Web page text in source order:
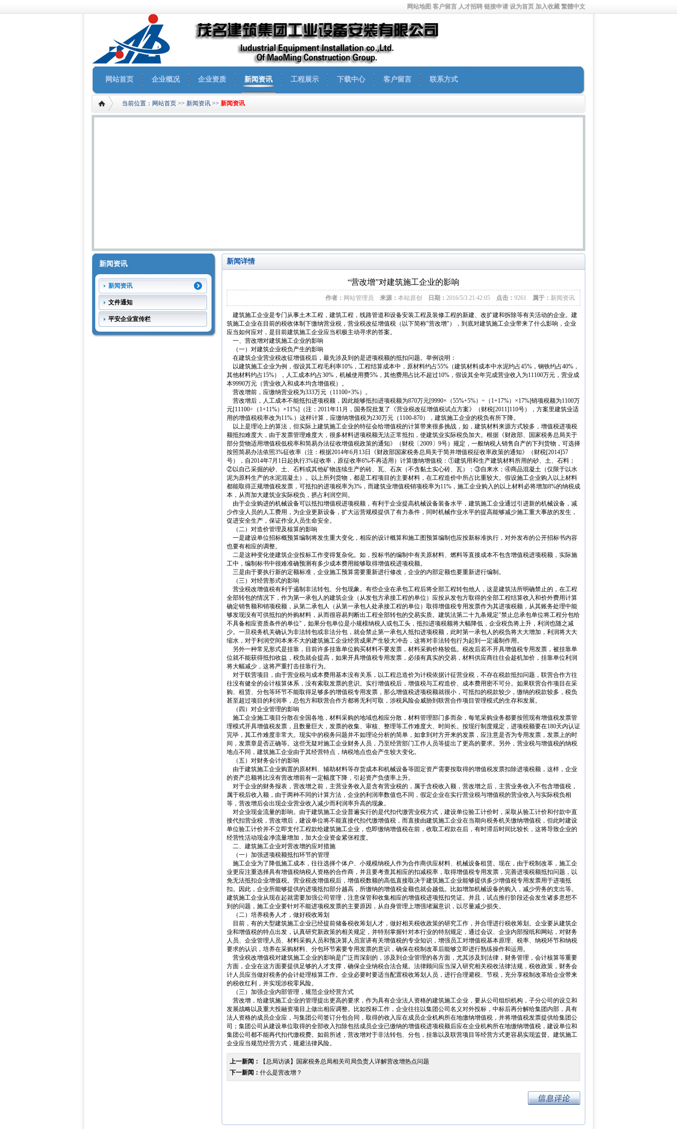
网站地图 客户留言 人才招聘 链接申请 设为首页 加入收藏 繁體中文
网站首页 企业概况 企业资质 新闻资讯 工程展示 下载中心 客户留言 联系方式
当前位置： 网站首页 >> 新闻资讯 >> 新闻资讯
新闻资讯
新闻资讯
文件通知
平安企业宣传栏
新闻详情
“营改增”对建筑施工企业的影响
作者： 网站管理员 来源： 本站原创 日期： 2016/5/3 21:42:05 点击： 9261 属于： 新闻资讯
建筑施工企业是专门从事土木工程，建筑工程，线路管道和设备安装工程及装修工程的新建、改扩建和拆除等有关活动的企业。建
筑施工企业在目前的税收体制下缴纳营业税，营业税改征增值税（以下简称"营改增"），到底对建筑施工企业带来了什么影响，企业
应当如何应对，是目前建筑施工企业应当积极主动寻求的答案。
一、营改增对建筑施工企业的影响
（一）对建筑企业税负产生的影响
在建筑企业营业税改征增值税后，最先涉及到的是进项税额的抵扣问题。举例说明：
以建筑施工企业为例，假设其工程毛利率10%，工程结算成本中，原材料约占55%（建筑材料成本中水泥约占45%，钢铁约占40%，
其他材料约占15%），人工成本约占30%，机械使用费5%，其他费用占比不超过10%，假设其全年完成营业收入为11100万元，营业成
本9990万元（营业收入和成本均含增值税）。
营改增前，应缴纳营业税为333万元（11100×3%）。
营改增后，人工成本不能抵扣进项税额，因此能够抵扣进项税额为870万元[9990×（55%+5%）÷（1+17%）×17%]销项税额为1100万
元[11100÷（1+11%）×11%]（注：2011年11月，国务院批复了《营业税改征增值税试点方案》（财税[2011]110号），方案里建筑业适
用的增值税税率改为11%.）这样计算，应缴纳增值税为230万元（1100-870），建筑施工企业的税负有所下降。
以上是理论上的算法，但实际上建筑施工企业的特征会给增值税的计算带来很多挑战，如，建筑材料来源方式较多，增值税进项税
额抵扣难度大，由于发票管理难度大，很多材料进项税额无法正常抵扣，使建筑业实际税负加大。根据《财政部、国家税务总局关于
部分货物适用增值税低税率和简易办法征收增值税政策的通知》（财税〔2009〕9号）规定，一般纳税人销售自产的下列货物，可选择
按照简易办法依照3%征收率（注：根据2014年6月13日《财政部国家税务总局关于简并增值税征收率政策的通知》（财税[2014]57
号），自2014年7月1日起执行3%征收率，原征收率6%不再适用）计算缴纳增值税：①建筑用和生产建筑材料所用的砂、土、石料；
②以自己采掘的砂、土、石料或其他矿物连续生产的砖、瓦、石灰（不含黏土实心砖、瓦）；③自来水；④商品混凝土（仅限于以水
泥为原料生产的水泥混凝土）。以上所列货物，都是工程项目的主要材料，在工程造价中所占比重较大。假设施工企业购入以上材料
都能取得正规增值税发票，可抵扣的进项税率为3%，而建筑业增值税销项税率为11%，施工企业购入的以上材料必将增加8%的纳税成
本，从而加大建筑业实际税负，挤占利润空间。
由于企业购进的机械设备可以抵扣增值税进项税额，有利于企业提高机械设备装备水平，建筑施工企业通过引进新的机械设备，减
少作业人员的人工费用，为企业更新设备，扩大运营规模提供了有力条件，同时机械作业水平的提高能够减少施工重大事故的发生，
促进安全生产，保证作业人员生命安全。
（二）对造价管理及核算的影响
一是建设单位招标概预算编制将发生重大变化，相应的设计概算和施工图预算编制也应按新标准执行，对外发布的公开招标书内容
也要有相应的调整。
二是这种变化使建筑企业投标工作变得复杂化。如，投标书的编制中有关原材料、燃料等直接成本不包含增值税进项税额，实际施
工中，编制标书中很难准确预测有多少成本费用能够取得增值税进项税额。
三是由于要执行新的定额标准，企业施工预算需要重新进行修改，企业的内部定额也要重新进行编制。
（三）对经营形式的影响
营业税改增值税有利于遏制非法转包、分包现象。有些企业在承包工程后将全部工程转包他人，这是建筑法所明确禁止的，在工程
全部转包的情况下，作为第一承包人的建筑企业（从发包方承接工程的单位）应按从发包方取得的全部工程结算收入和价外费用计算
确定销售额和销项税额，从第二承包人（从第一承包人处承接工程的单位）取得增值税专用发票作为其进项税额，从其账务处理中能
够发现没有可供抵扣的外购材料，从而很容易判断出工程全部转包的交易实质。建筑法第二十九条规定"禁止总承包单位将工程分包给
不具备相应资质条件的单位"，如果分包单位是小规模纳税人或包工头，抵扣进项税额将大幅降低，企业税负将上升，利润也随之减
少。一旦税务机关确认为非法转包或非法分包，就会禁止第一承包人抵扣进项税额，此时第一承包人的税负将大大增加，利润将大大
缩水，对于利润空间本来不大的建筑施工企业经营成果产生较大冲击，这将对非法转包行为起到一定遏制作用。
另外一种常见形式是挂靠，目前许多挂靠单位购买材料不要发票，材料采购价格较低。税改后若不开具增值税专用发票，被挂靠单
位就不能获得抵扣收益，税负就会提高，如果开具增值税专用发票，必须有真实的交易，材料供应商往往会趁机加价，挂靠单位利润
将大幅减少，这将严重打击挂靠行为。
对于联营项目，由于营业税与成本费用基本没有关系，以工程总造价为计税依据计征营业税，不存在税款抵扣问题，联营合作方往
往没有健全的会计核算体系，没有索取发票的意识。实行增值税后，增值税与工程造价、成本费用密不可分。如果联营合作项目在采
购、租赁、分包等环节不能取得足够多的增值税专用发票，那么增值税进项税额就很小，可抵扣的税款较少，缴纳的税款较多，税负
甚至超过项目的利润率，总包方和联营合作方都将无利可取，涉税风险会威胁到联营合作项目管理模式的生存和发展。
（四）对企业管理的影响
施工企业施工项目分散在全国各地，材料采购的地域也相应分散，材料管理部门多而杂，每笔采购业务都要按照现有增值税发票管
理模式开具增值税发票，且数量巨大，发票的收集、审核、整理等工作难度大、时间长。按现行制度规定，进项税额要在180天内认证
完毕，其工作难度非常大。现实中的税务问题并不如理论分析的简单，如拿到对方开来的发票，应注意是否为专用发票，发票上的时
间，发票章是否正确等。这些无疑对施工企业财务人员，乃至经营部门工作人员等提出了更高的要求。另外，营业税与增值税的纳税
地点不同，建筑施工企业由于其经营特点，纳税地点也会产生较大变化。
（五）对财务会计的影响
由于建筑施工企业购置的原材料、辅助材料等存货成本和机械设备等固定资产需要按取得的增值税发票扣除进项税额，这样，企业
的资产总额将比没有营改增前有一定幅度下降，引起资产负债率上升。
对于企业的财务报表，营改增之前，主营业务收入是含有营业税的，属于含税收入额，营改增之后，主营业务收入不包含增值税，
属于税后收入额，由于两种不同的计算方法，企业的利润率数值也不同，假定企业在实行营业税与增值税的营业收入与实际税负相
等，营改增后会出现企业营业收入减少而利润率升高的现象。
对企业现金流量的影响。由于建筑施工企业普遍实行的是代扣代缴营业税方式，建设单位验工计价时，采取从验工计价和付款中直
接代扣营业税，营改增后，建设单位将不能直接代扣代缴增值税，而直接由建筑施工企业在当期向税务机关缴纳增值税，但此时建设
单位验工计价并不立即支付工程款给建筑施工企业，也即缴纳增值税在前，收取工程款在后，有时滞后时间比较长，这将导致企业的
经营性活动现金净流量增加，加大企业资金紧张程度。
二、建筑施工企业对营改增的应对措施
（一）加强进项税额抵扣环节的管理
施工企业为了降低施工成本，往往选择个体户、小规模纳税人作为合作商供应材料、机械设备租赁。现在，由于税制改革，施工企
业更应注重选择具有增值税纳税人资格的合作商，并且要考查其相应的扣减税率，取得增值税专用发票，完善进项税额抵扣问题，以
免无法抵扣企业增值税。营业税改增值税后，增值税数额的高低直接取决于建筑施工企业能够提供多少增值税专用发票用于进项抵
扣。因此，企业所能够提供的进项抵扣部分越高，所缴纳的增值税金额也就会越低。比如增加机械设备的购入，减少劳务的支出等。
建筑施工企业从现在起就需要加强公司管理，注意保管和收集相应的增值税进项抵扣凭证。并且，试点推行阶段还会发生诸多意想不
到的问题，施工企业要针对不能进项税发票的主要原因，从自身管理上增强堵漏意识，以尽量减少损失。
（二）培养税务人才，做好税收筹划
目前，有的大型建筑施工企业已经提前储备税收筹划人才，做好相关税收政策的研究工作，并合理进行税收筹划。企业要从建筑企
业和增值税的特点出发，认真研究新政策的相关规定，并特别掌握针对本行业的特别规定，通过会议、企业内部报纸和网站，对财务
人员、企业管理人员、材料采购人员和预决算人员宣讲有关增值税的专业知识，增强员工对增值税基本原理、税率、纳税环节和纳税
要求的认识，培养在采购材料、分包环节索要专用发票的意识，确保在税制改革后能够立即进行熟练操作和运用。
营业税改增值税对建筑施工企业的影响是广泛而深刻的，涉及到企业管理的各方面，尤其涉及到法律，财务管理，会计核算等重要
方面，企业在这方面要提供足够的人才支撑，确保企业纳税合法合规。法律顾问应当深入研究相关税收法律法规，税收政策，财务会
计人员应当做好税务的会计处理核算工作。企业必要时要适当配置税收筹划人员，进行合理避税、节税，充分享税制改革给企业带来
的税收红利，并实现涉税零风险。
（三）加强企业内部管理，规范企业经营方式
营改增，给建筑施工企业的管理提出更高的要求，作为具有企业法人资格的建筑施工企业，要从公司组织机构，子分公司的设立和
发展战略以及重大投融资项目上做出相应调整。比如投标工作，企业往往以集团公司名义对外投标，中标后再分解给集团内部，具有
法人资格的成员企业应，与集团公司签订分包合同，取得的收入应在成员企业机构所在地缴纳增值税，并将增值税发票提供给集团公
司；集团公司从建设单位取得的全部收入扣除包括成员企业已缴纳的增值税进项税额后应在企业机构所在地缴纳增值税，建设单位和
集团公司都不能再代扣代缴税费。如前所述，营改增对于非法转包、分包，挂靠以及联营项目等经营方式更容易实现监督。建筑施工
企业应当规范经营方式，规避法律风险。
上一新闻：
【总局访谈】国家税务总局相关司局负责人详解营改增热点问题
下一新闻： 什么是营改增？